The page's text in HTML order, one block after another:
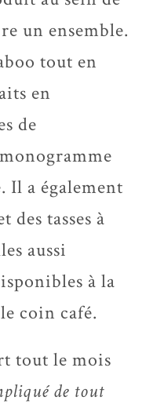
un ensemble.
tout en
en
de
Il a également
des tasses à
aussi
à la
coin café.
tout le mois
de tout